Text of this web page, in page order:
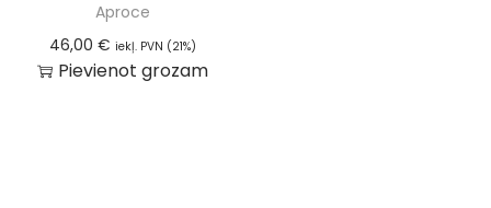
Aproce
46,00 € iekļ. PVN (21%)
Pievienot grozam